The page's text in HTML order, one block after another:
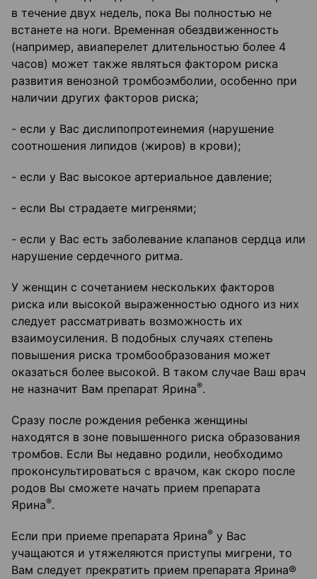
в течение двух недель, пока Вы полностью не
встанете на ноги. Временная обездвиженность
(например, авиаперелет длительностью более 4
часов) может также являться фактором риска
развития венозной тромбоэмболии, особенно при
наличии других факторов риска;
- если у Вас дислипопротеинемия (нарушение
соотношения липидов (жиров) в крови);
- если у Вас высокое артериальное давление;
- если Вы страдаете мигренями;
- если у Вас есть заболевание клапанов сердца или
нарушение сердечного ритма.
У женщин с сочетанием нескольких факторов
риска или высокой выраженностью одного из них
следует рассматривать возможность их
взаимоусиления. В подобных случаях степень
повышения риска тромбообразования может
оказаться более высокой. В таком случае Ваш врач
не назначит Вам препарат Ярина®.
Сразу после рождения ребенка женщины
находятся в зоне повышенного риска образования
тромбов. Если Вы недавно родили, необходимо
проконсультироваться с врачом, как скоро после
родов Вы сможете начать прием препарата
Ярина®.
Если при приеме препарата Ярина® у Вас
учащаются и утяжеляются приступы мигрени, то
Вам следует прекратить прием препарата Ярина®